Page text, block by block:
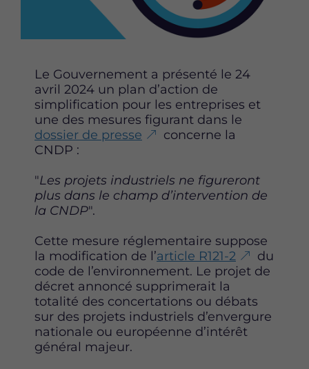
t
t
a
g
e
s
u
a
c
o
o
k
t
t
a
e
s
w
i
e
r
n
d
i
n
Le Gouvernement a présenté le 24
avril 2024 un plan d’action de
simplification pour les entreprises et
une des mesures figurant dans le
dossier de presse
concerne la
CNDP :
"Les projets industriels ne figureront
plus dans le champ d’intervention de
la CNDP".
Cette mesure réglementaire suppose
la modification de l’article R121-2
du
code de l’environnement. Le projet de
décret annoncé supprimerait la
totalité des concertations ou débats
sur des projets industriels d’envergure
nationale ou européenne d’intérêt
général majeur.